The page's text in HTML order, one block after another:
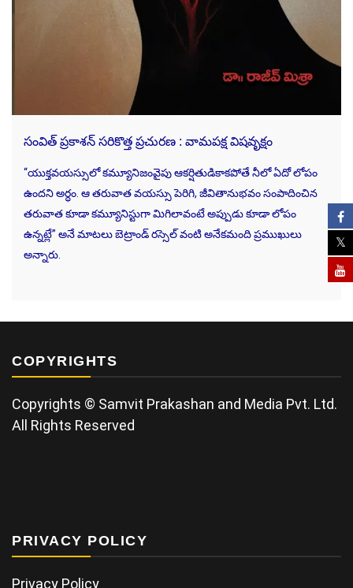
సంవిత్ ప్రకాశన్ సరికొత్త ప్రచురణ : వామపక్ష విషవృక్షం
“యుక్తవయస్సులో కమ్యూనిజంవైపు ఆకర్షితుడికాకపోతే నీలో ఏదో లోపం
ఉందని అర్ధం. ఆ తరువాత వయస్సు పెరిగి, జీవితానుభవం సంపాదించిన
తరువాత కూడా కమ్యూనిస్టుగా మిగిలావంటే అప్పుడు కూడా లోపం
ఉన్నట్లే” అనే మాటలు బెట్రాండ్‌ రస్సెల్‌ వంటి అనేకమంది ప్రముఖులు
అన్నారు.
COPYRIGHTS
Copyrights © Samvit Prakashan and Media Pvt. Ltd.
All Rights Reserved
PRIVACY POLICY
Privacy Policy